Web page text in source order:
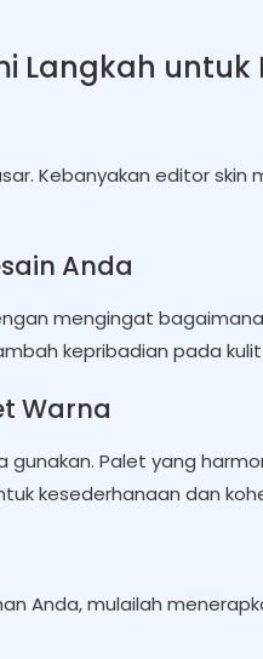
Langkah untuk
Kebanyakan editor
Anda
mengingat
kepribadian pada kulit
Warna
Palet yang
kesederhanaan dan
Anda, mulailah